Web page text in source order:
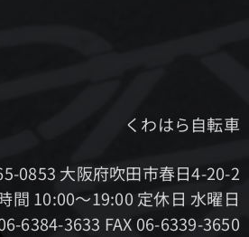
くわはら自転車
0853 大阪府吹田市春日4-20-2
間 10:00～19:00 定休日 水曜日
6384-3633 FAX 06-6339-3650